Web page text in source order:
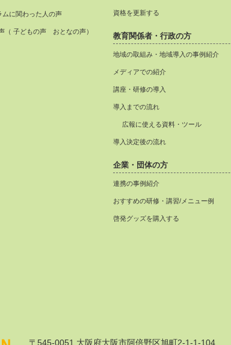
ムに関わった人の声
（ 子どもの声 おとなの声）
資格を更新する
教育関係者・行政の方
地域の取組み・地域導入の事例紹介
メディアでの紹介
講座・研修の導入
導入までの流れ
広報に使える資料・ツール
導入決定後の流れ
企業・団体の方
連携の事例紹介
おすすめの研修・講習/メニュー例
啓発グッズを購入する
〒545-0051 大阪府大阪市阿倍野区旭町2-1-1-104